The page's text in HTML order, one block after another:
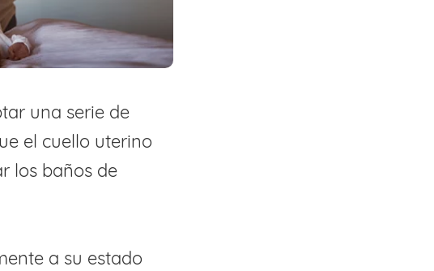
una serie de
el cuello uterino
los baños de
a su estado